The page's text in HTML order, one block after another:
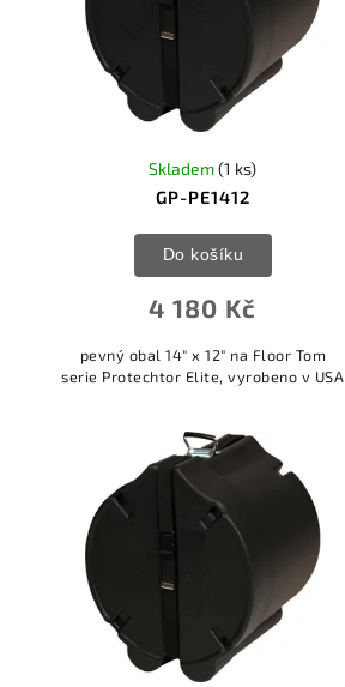
GP-PE1412
Skladem(1 ks)
4 180 Kč
Do košíku
pevný obal 14" x 12" na Floor Tom
serie Protechtor Elite, vyrobeno v USA